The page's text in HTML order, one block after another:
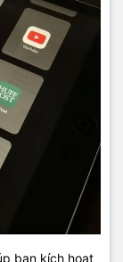
bạn kích hoạt